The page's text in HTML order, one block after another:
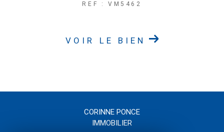
REF : VM5462
VOIR LE BIEN
CORINNE PONCE
IMMOBILIER